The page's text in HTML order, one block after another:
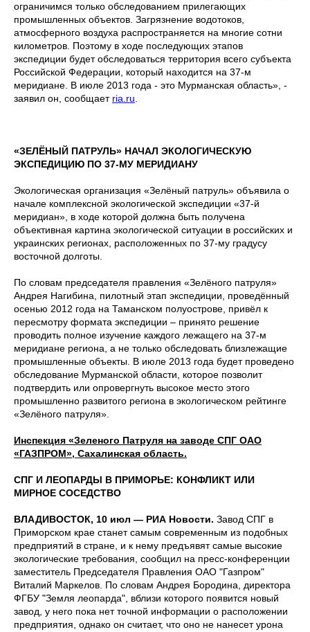
ограничимся только обследованием прилегающих
промышленных объектов. Загрязнение водотоков,
атмосферного воздуха распространяется на многие сотни
километров. Поэтому в ходе последующих этапов
экспедиции будет обследоваться территория всего субъекта
Российской Федерации, который находится на 37-м
меридиане. В июле 2013 года - это Мурманская область», -
заявил он, сообщает ria.ru
«ЗЕЛЁНЫЙ ПАТРУЛЬ» НАЧАЛ ЭКОЛОГИЧЕСКУЮ
ЭКСПЕДИЦИЮ ПО 37-МУ МЕРИДИАНУ
Экологическая организация «Зелёный патруль» объявила о
начале комплексной экологической экспедиции «37-й
меридиан», в ходе которой должна быть получена
объективная картина экологической ситуации в российских и
украинских регионах, расположенных по 37-му градусу
восточной долготы.
По словам председателя правления «Зелёного патруля»
Андрея Нагибина, пилотный этап экспедиции, проведённый
осенью 2012 года на Таманском полуострове, привёл к
пересмотру формата экспедиции – принято решение
проводить полное изучение каждого лежащего на 37-м
меридиане региона, а не только обследовать близлежащие
промышленные объекты. В июле 2013 года будет проведено
обследование Мурманской области, которое позволит
подтвердить или опровергнуть высокое место этого
промышленно развитого региона в экологическом рейтинге
«Зелёного патруля».
Инспекция «Зеленого Патруля на заводе СПГ ОАО
«ГАЗПРОМ», Сахалинская область.
СПГ И ЛЕОПАРДЫ В ПРИМОРЬЕ: КОНФЛИКТ ИЛИ
МИРНОЕ СОСЕДСТВО
ВЛАДИВОСТОК, 10 июл — РИА Новости. Завод СПГ в
Приморском крае станет самым современным из подобных
предприятий в стране, и к нему предъявят самые высокие
экологические требования, сообщил на пресс-конференции
заместитель Председателя Правления ОАО "Газпром"
Виталий Маркелов. По словам Андрея Бородина, директора
ФГБУ "Земля леопарда", вблизи которого появится новый
завод, у него пока нет точной информации о расположении
предприятия, однако он считает, что оно не нанесет урона